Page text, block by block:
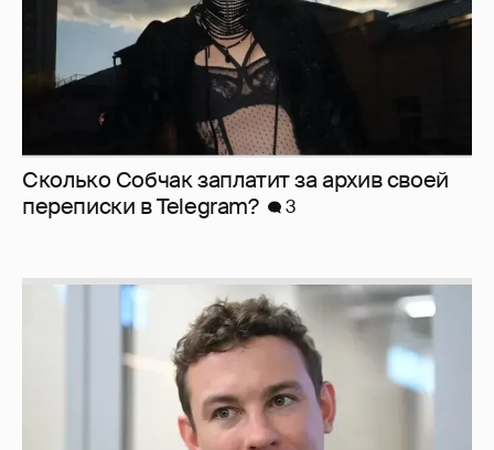
Сколько Собчак заплатит за архив своей
перeписки в Telegram?
3